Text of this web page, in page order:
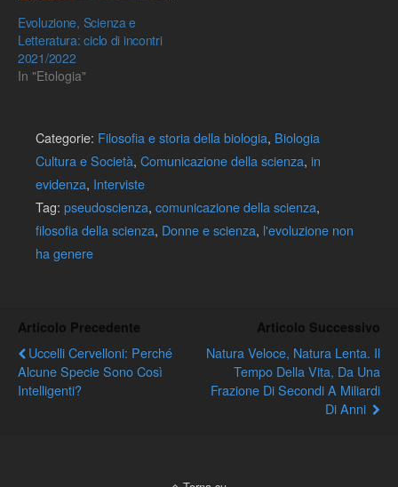
Evoluzione, Scienza e
Letteratura: ciclo di incontri
2021/2022
In "Etologia"
Categorie: Filosofia e storia della biologia, Biologia
Cultura e Società, Comunicazione della scienza, in
evidenza, Interviste
Tag: pseudoscienza, comunicazione della scienza,
filosofia della scienza, Donne e scienza, l'evoluzione non
ha genere
Articolo Precedente
Uccelli Cervelloni: Perché
Alcune Specie Sono Così
Intelligenti?
Articolo Successivo
Natura Veloce, Natura Lenta. Il
Tempo Della Vita, Da Una
Frazione Di Secondi A Miliardi
Di Anni